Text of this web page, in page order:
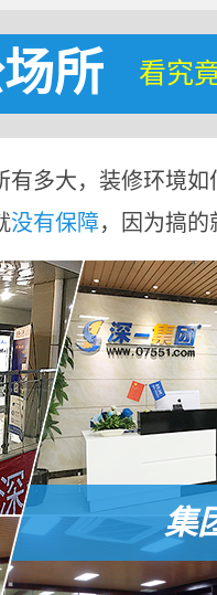
所 看究
有多大，装修环境
没有保障，因为搞
集